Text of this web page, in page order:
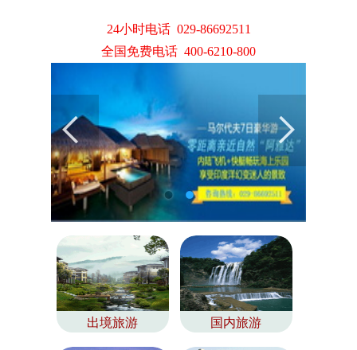
24小时电话 029-86692511
全国免费电话 400-6210-800
出境旅游 国内旅游